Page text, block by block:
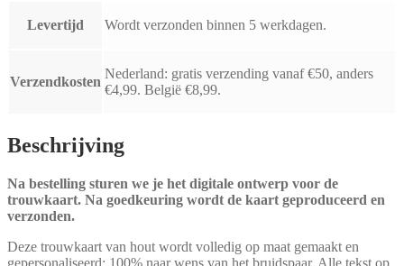
Levertijd Wordt verzonden binnen 5 werkdagen.
Verzendkosten
Nederland: gratis verzending vanaf €50, anders
€4,99. België €8,99.
Beschrijving
Na bestelling sturen we je het digitale ontwerp voor de
trouwkaart. Na goedkeuring wordt de kaart geproduceerd en
verzonden.
Deze trouwkaart van hout wordt volledig op maat gemaakt en
gepersonaliseerd; 100% naar wens van het bruidspaar. Alle tekst op